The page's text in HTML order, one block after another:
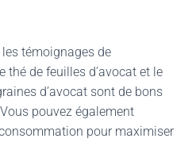
témoignages de
thé de feuilles d’avocat et le
d’avocat sont de bons
pouvez également
pour maximiser